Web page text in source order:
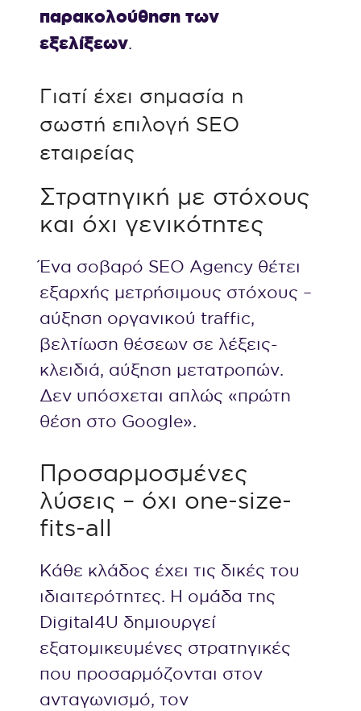
παρακολούθηση των
εξελίξεων.
Γιατί έχει σημασία η
σωστή επιλογή SEO
εταιρείας
Στρατηγική με στόχους
και όχι γενικότητες
Ένα σοβαρό SEO Agency θέτει
εξαρχής μετρήσιμους στόχους –
αύξηση οργανικού traffic,
βελτίωση θέσεων σε λέξεις-
κλειδιά, αύξηση μετατροπών.
Δεν υπόσχεται απλώς «πρώτη
θέση στο Google».
Προσαρμοσμένες
λύσεις – όχι one-size-
fits-all
Κάθε κλάδος έχει τις δικές του
ιδιαιτερότητες. Η ομάδα της
Digital4U δημιουργεί
εξατομικευμένες στρατηγικές
που προσαρμόζονται στον
ανταγωνισμό, τον